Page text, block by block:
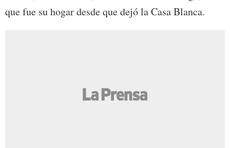
que fue su hogar desde que dejó la Casa Blanca.